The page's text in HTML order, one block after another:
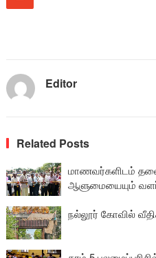
Editor
Related Posts
மாணவர்களிடம்
ஆளுமையையும்
நல்லூர் கோவில்